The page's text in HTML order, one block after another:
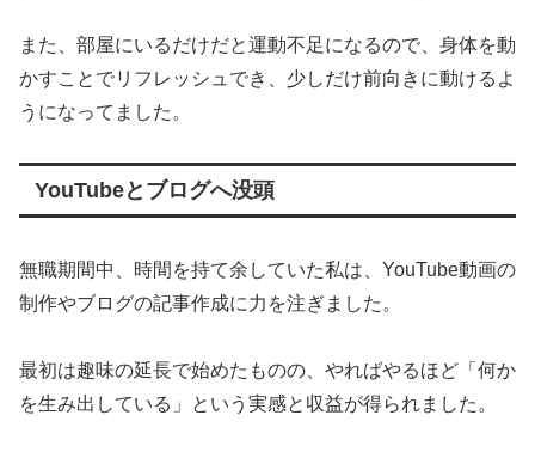
また、部屋にいるだけだと運動不足になるので、身体を動
かすことでリフレッシュでき、少しだけ前向きに動けるよ
うになってました。
YouTubeとブログへ没頭
無職期間中、時間を持て余していた私は、YouTube動画の
制作やブログの記事作成に力を注ぎました。
最初は趣味の延長で始めたものの、やればやるほど「何か
を生み出している」という実感と収益が得られました。